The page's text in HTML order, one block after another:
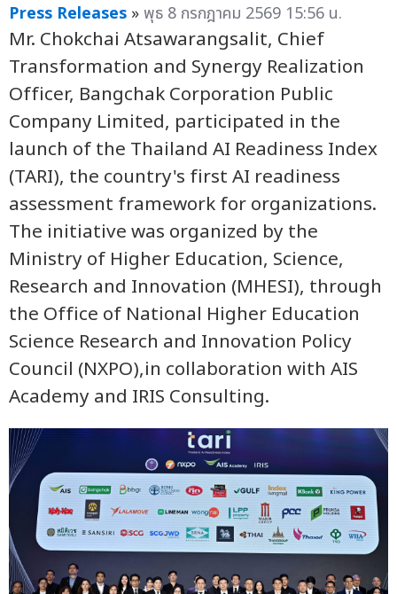
Press Releases »พุธ 8 กรกฎาคม 2569 15:56 น.
Mr. Chokchai Atsawarangsalit, Chief
Transformation and Synergy Realization
Officer, Bangchak Corporation Public
Company Limited, participated in the
launch of the Thailand AI Readiness Index
(TARI), the country's first AI readiness
assessment framework for organizations.
The initiative was organized by the
Ministry of Higher Education, Science,
Research and Innovation (MHESI), through
the Office of National Higher Education
Science Research and Innovation Policy
Council (NXPO),in collaboration with AIS
Academy and IRIS Consulting.